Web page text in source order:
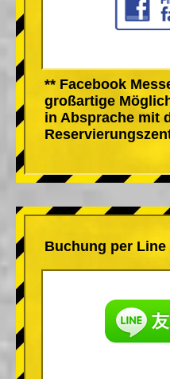
** Facebook
großartige
in Absprache mit
Buchung per Line